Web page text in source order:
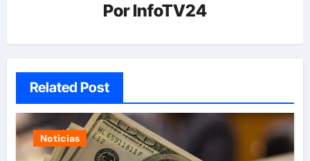
PorInfoTV24
Related Post
Noticias